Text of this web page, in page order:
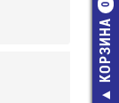
КОРЗИНА
0